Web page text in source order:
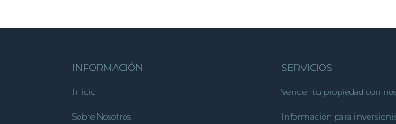
INFORMACIÓN
Inicio
Sobre Nosotros
SERVICIOS
Vender tu propiedad con
Información para